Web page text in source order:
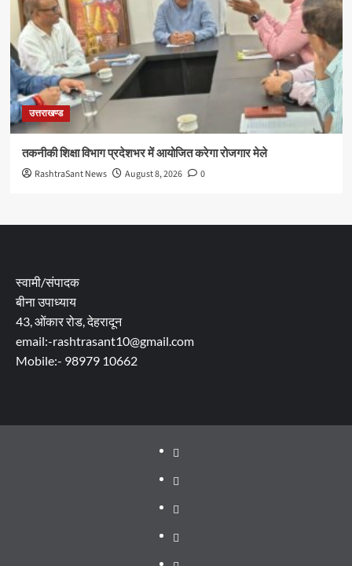
उत्तराखण्ड
तकनीकी शिक्षा विभाग प्रदेशभर में आयोजित करेगा रोजगार मेले
RashtraSant News August 8, 2026 0
स्वामी/संपादक
बीना उपाध्याय
43, ओंकार रोड, देहरादून
email:-rashtrasant10@gmail.com
Mobile:- 98979 10662
About
WEB
SERIES
TO
Dehradun
Smart
City
Life
in
Places